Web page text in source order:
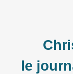
le